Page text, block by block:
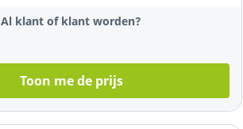
Al klant of klant worden?
Toon me de prijs